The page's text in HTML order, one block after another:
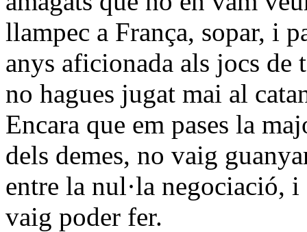
llampec a França, sopar, i
anys aficionada als jocs de
no hagues jugat mai al
Encara que em pases la
dels demes, no vaig
entre la nul·la negociació,
vaig poder fer.